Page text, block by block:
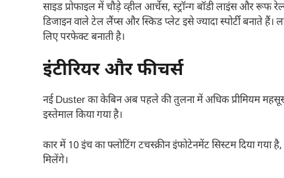
साइड प्रोफाइल में चौड़े व्हील आर्चेस, स्ट्रॉन्ग बॉडी लाइंस और
डिजाइन वाले टेल लैंप्स और स्किड प्लेट इसे ज्यादा स्पोर्टी बनाते हैं।
लिए परफेक्ट बनाती है।
इंटीरियर और फीचर्स
नई Duster का केबिन अब पहले की तुलना में अधिक प्रीमियम
इस्तेमाल किया गया है।
कार में 10 इंच का फ्लोटिंग टचस्क्रीन इंफोटेनमेंट सिस्टम दिया
मिलेंगे।